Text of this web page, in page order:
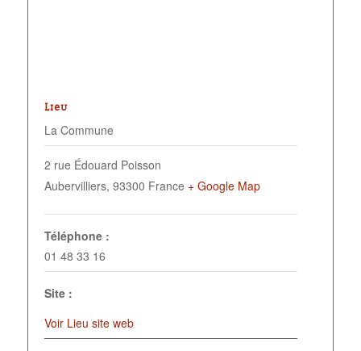
LIEU
La Commune
2 rue Édouard Poisson
Aubervilliers, 93300 France + Google Map
Téléphone :
01 48 33 16
Site :
Voir Lieu site web